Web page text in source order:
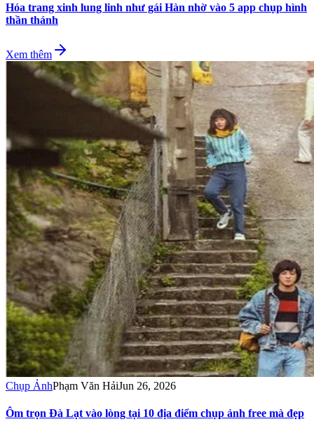
Hóa trang xinh lung linh như gái Hàn nhờ vào 5 app chụp hình
thần thánh
Xem thêm
Chụp ẢnhPhạm Văn HảiJun 26, 2026
Ôm trọn Đà Lạt vào lòng tại 10 địa điểm chụp ảnh free mà đẹp